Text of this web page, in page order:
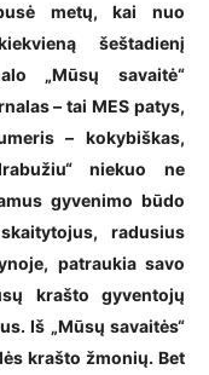
metų, kai nuo
šeštadienį
„Mūsų savaitė“
– tai MES patys,
– kokybiškas,
niekuo ne
gyvenimo būdo
radusius
patraukia savo
krašto gyventojų
Iš „Mūsų savaitės“
krašto žmonių. Bet